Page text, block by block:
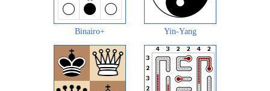
Binairo+ Yin-Yang